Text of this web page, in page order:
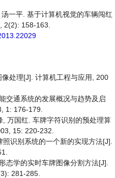
一平. 基于计算机视觉的车辆闯红
2(2): 158-163.
处理[J]. 计算机工程与应用, 200
交通系统的发展概况与趋势及启
1: 176-179.
, 万国红. 车牌字符识别的预处理算
15: 220-232.
识别系统的一个新的实现方法[J].
态学的实时车牌图像分割方法[J].
281-285.